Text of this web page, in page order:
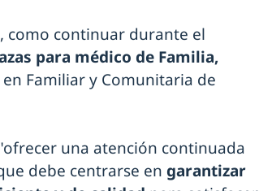
como continuar durante el
para médico de Familia,
en Familiar y Comunitaria de
una atención continuada
debe centrarse en garantizar